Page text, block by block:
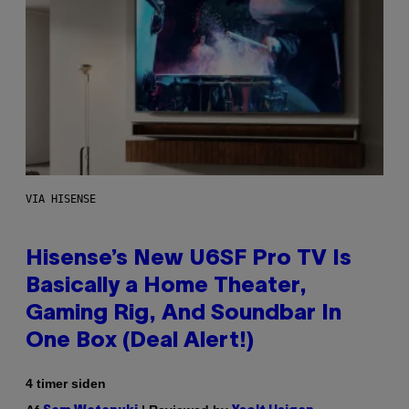
VIA HISENSE
Hisense’s New U6SF Pro TV Is
Basically a Home Theater,
Gaming Rig, And Soundbar In
One Box (Deal Alert!)
4 timer siden